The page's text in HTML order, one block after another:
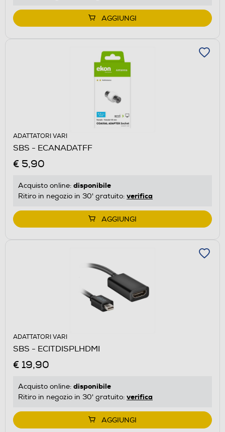
AGGIUNGI
ADATTATORI VARI
SBS - ECANADATFF
€ 5,90
Acquisto online: disponibile
Ritiro in negozio in 30' gratuito: verifica
AGGIUNGI
ADATTATORI VARI
SBS - ECITDISPLHDMI
€ 19,90
Acquisto online: disponibile
Ritiro in negozio in 30' gratuito: verifica
AGGIUNGI